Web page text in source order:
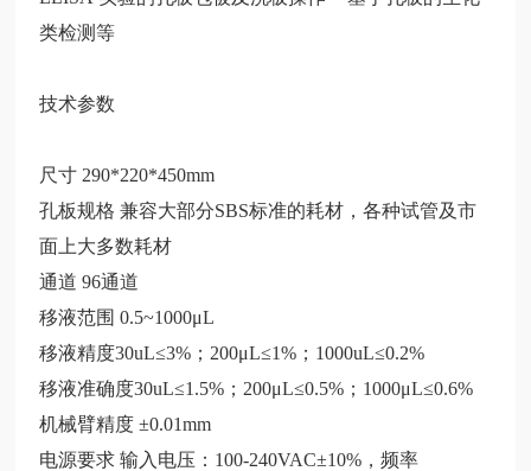
类检测等
技术参数
尺寸 290*220*450mm
孔板规格 兼容大部分SBS标准的耗材，各种试管及市
面上大多数耗材
通道 96通道
移液范围 0.5~1000μL
移液精度30uL≤3%；200μL≤1%；1000uL≤0.2%
移液准确度30uL≤1.5%；200μL≤0.5%；1000μL≤0.6%
机械臂精度 ±0.01mm
电源要求 输入电压：100-240VAC±10%，频率